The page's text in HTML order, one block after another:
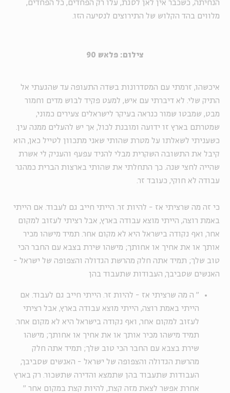
הנחיתה, כשכבר אין לאן לסגת, עלו רק הפחדים, כל הפחדים,
מלווים בהד הקלוש של התירוצים לנסיעה הזו.
צילום: פלאש 90
איכשהו, זרמתי עם המסדרונות בשדה התעופה עד שהגעתי אל
התיק שלי. לא דיברתי עם איש, למעט פקיד לבוש מדים וחמור
מבט, שמבטו שמור כנראה בעיקר לישראלים צעירים כמוני,
שמטרתם בארץ זו ידועה ומובנת לכול, אך יש להעלים ממנה עין.
כשעניתי לשאלתו על מטרת שהותי שאני מתכוון לטייל כאן, הוא
קיבל את התשובה השקרית מבלי להניד עפעף והעניק לי אשרת
שהייה לחצי שנה. כך התחלתי את שהותי בארצות הברית כמהגר
עבודה לא חוקי, כעובד זר.
כי זה מה שרציתי אז - להיות זר. הייתי חייב גם לעבוד. אם הייתי
באמת רוצה, הייתי מוצא עבודה בארץ, אבל רציתי לעזוב למקום
אחר, ואף נקודה בישראל היא לא מקום אחר. תמיד מישהו מכיר
אותך או את אחיך או אחותך; מישהו שירת בצבא עם החבר הכי
טוב שלך; תמיד אתה חלק מהרשת הגדולה והצפופה של ישראל -
האנשים שסביבך, העבודות שתעבוד בהן
" ה מה שרציתי אז - להיות זר. הייתי חייב גם לעבוד. אם
הייתי באמת רוצה, הייתי מוצא עבודה בארץ, אבל רציתי
לעזוב למקום אחר, ואף נקודה בישראל היא לא מקום אחר.
תמיד מישהו מכיר אותך או את אחיך או אחותך; מישהו
שירת בצבא עם החבר הכי טוב שלך; תמיד אתה חלק
מהרשת הגדולה והצפופה של ישראל - האנשים שסביבך,
העבודות שתעבוד בהן שתמצא והדירה שתשכור. רק בארץ
אחרת אפשר לצאת מזה קצת, להיות קצת במקום אחר "